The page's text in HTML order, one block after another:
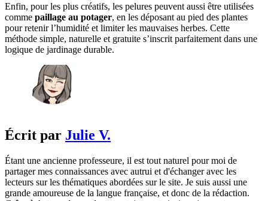
Enfin, pour les plus créatifs, les pelures peuvent aussi être utilisées
comme paillage au potager, en les déposant au pied des plantes
pour retenir l’humidité et limiter les mauvaises herbes. Cette
méthode simple, naturelle et gratuite s’inscrit parfaitement dans une
logique de jardinage durable.
Écrit par Julie V.
Étant une ancienne professeure, il est tout naturel pour moi de
partager mes connaissances avec autrui et d'échanger avec les
lecteurs sur les thématiques abordées sur le site. Je suis aussi une
grande amoureuse de la langue française, et donc de la rédaction.